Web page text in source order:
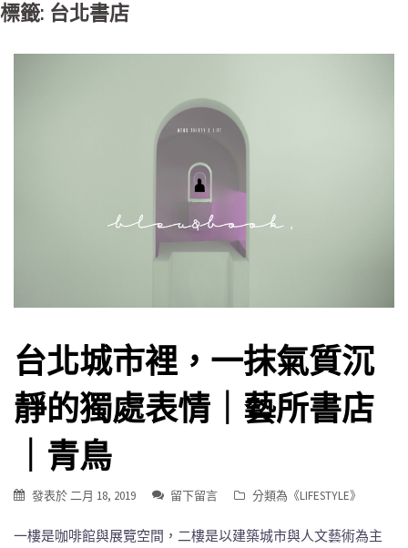
標籤: 台北書店
台北城市裡，一抹氣質沉
靜的獨處表情｜藝所書店
｜青鳥
發表於二月 18, 2019 留下留言 分類為《LIFESTYLE》
一樓是咖啡館與展覽空間，二樓是以建築城市與人文藝術為主